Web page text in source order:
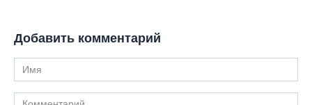
Добавить комментарий
Имя
Комментарий